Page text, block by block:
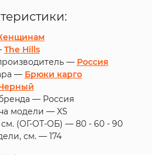
The Hills
— Россия
— Брюки карго
— Россия
модели — XS
см. (ОГ-ОТ-ОБ) — 80 - 60 - 90
см. — 174